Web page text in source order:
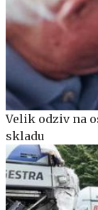
Velik odziv na
skladu